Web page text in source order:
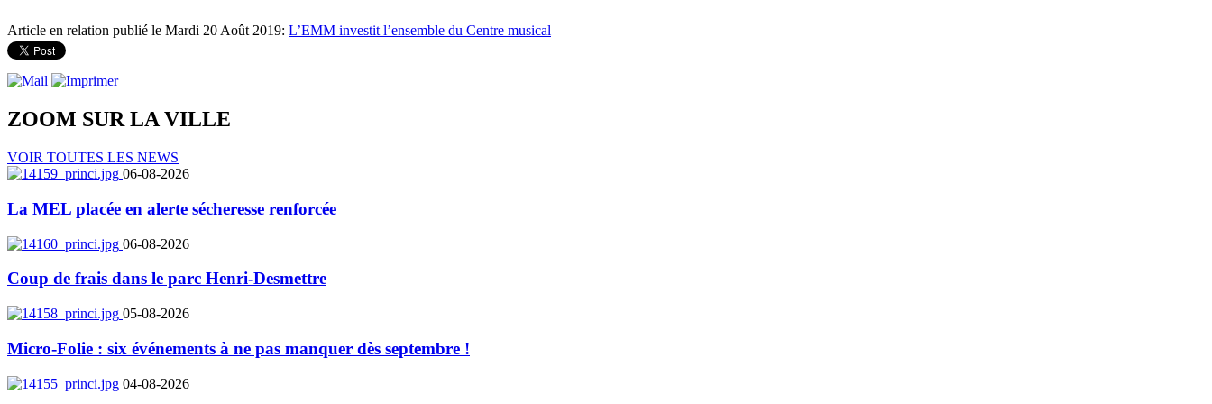
Article en relation publié le Mardi 20 Août 2019: L’EMM investit l’ensemble du Centre musical
ZOOM SUR LAVILLE
VOIR TOUTES LES NEWS
06-08-2026
La MEL placée en alerte sécheresse renforcée
06-08-2026
Coup de frais dans le parc Henri-Desmettre
05-08-2026
Micro-Folie : six événements à ne pas manquer dès septembre !
04-08-2026